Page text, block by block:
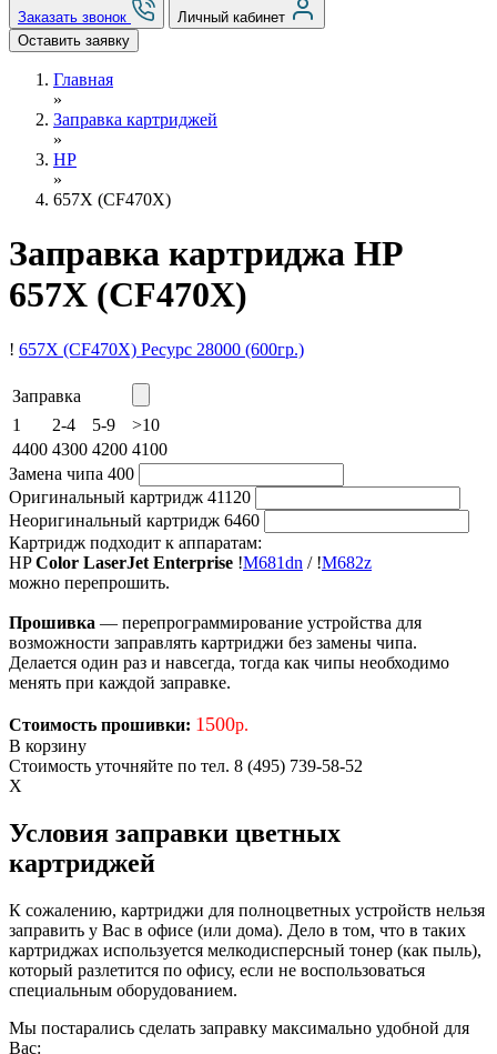
Заказать звонок
Личный кабинет
Оставить заявку
Главная
»
Заправка картриджей
»
HP
»
657X (CF470X)
Заправка картриджа HP
657X (CF470X)
! 657X (CF470X) Ресурс 28000 (600гр.)
Заправка
1
2-4 5-9
>10
4400 4300 4200 4100
Замена чипа 400
Оригинальный картридж 41120
Неоригинальный картридж 6460
Картридж подходит к аппаратам:
HPColor LaserJet Enterprise !M681dn / !M682z
можно перепрошить.
Прошивка — перепрограммирование устройства для
возможности заправлять картриджи без замены чипа.
Делается один раз и навсегда, тогда как чипы необходимо
менять при каждой заправке.
Стоимость прошивки: 1500р.
В корзину
Стоимость уточняйте по тел. 8 (495) 739-58-52
X
Условия заправки цветных
картриджей
К сожалению, картриджи для полноцветных устройств нельзя
заправить у Вас в офисе (или дома). Дело в том, что в таких
картриджах используется мелкодисперсный тонер (как пыль),
который разлетится по офису, если не воспользоваться
специальным оборудованием.
Мы постарались сделать заправку максимально удобной для
Вас: